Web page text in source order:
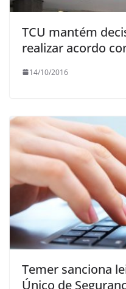
TCU mantém
realizar acordo
14/10/2016
Temer sanciona
Único de